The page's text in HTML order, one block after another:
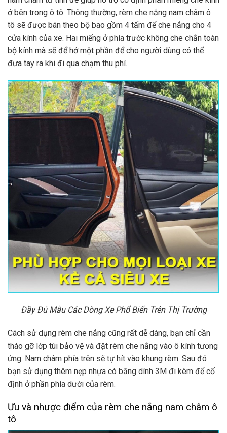
ở bên trong ô tô. Thông thường, rèm che nắng nam châm ô
tô sẽ được bán theo bộ bao gồm 4 tấm để che nắng cho 4
cửa kính của xe. Hai miếng ở phía trước không che chắn toàn
bộ kính mà sẽ để hở một phần để cho người dùng có thể
đưa tay ra khi đi qua chạm thu phí.
Đầy Đủ Mẫu Các Dòng Xe Phổ Biến Trên Thị Trường
Cách sử dụng rèm che nắng cũng rất dễ dàng, bạn chỉ cần
tháo gỡ lớp túi bảo vệ và đặt rèm che nắng vào ô kính tương
ứng. Nam châm phía trên sẽ tự hít vào khung rèm. Sau đó
bạn sử dụng thêm nẹp nhựa có băng dính 3M đi kèm để cố
định ở phần phía dưới của rèm.
Ưu và nhược điểm của rèm che nắng nam châm ô
tô